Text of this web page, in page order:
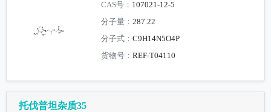
CAS号： 107021-12-5
分子量：287.22
分子式：C9H14N5O4P
货物号：REF-T04110
托伐普坦杂质35